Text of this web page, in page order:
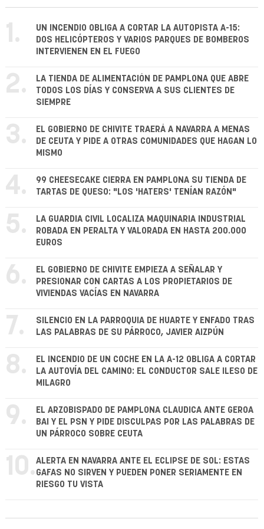
1.
UN INCENDIO OBLIGA A CORTAR LA AUTOPISTA A-15:
DOS HELICÓPTEROS Y VARIOS PARQUES DE BOMBEROS
INTERVIENEN EN EL FUEGO
2.
LA TIENDA DE ALIMENTACIÓN DE PAMPLONA QUE ABRE
TODOS LOS DÍAS Y CONSERVA A SUS CLIENTES DE
SIEMPRE
3.
EL GOBIERNO DE CHIVITE TRAERÁ A NAVARRA A MENAS
DE CEUTA Y PIDE A OTRAS COMUNIDADES QUE HAGAN LO
MISMO
4.
99 CHEESECAKE CIERRA EN PAMPLONA SU TIENDA DE
TARTAS DE QUESO: "LOS 'HATERS' TENÍAN RAZÓN"
5.
LA GUARDIA CIVIL LOCALIZA MAQUINARIA INDUSTRIAL
ROBADA EN PERALTA Y VALORADA EN HASTA 200.000
EUROS
6.
EL GOBIERNO DE CHIVITE EMPIEZA A SEÑALAR Y
PRESIONAR CON CARTAS A LOS PROPIETARIOS DE
VIVIENDAS VACÍAS EN NAVARRA
7.
SILENCIO EN LA PARROQUIA DE HUARTE Y ENFADO TRAS
LAS PALABRAS DE SU PÁRROCO, JAVIER AIZPÚN
8.
EL INCENDIO DE UN COCHE EN LA A-12 OBLIGA A CORTAR
LA AUTOVÍA DEL CAMINO: EL CONDUCTOR SALE ILESO DE
MILAGRO
9.
EL ARZOBISPADO DE PAMPLONA CLAUDICA ANTE GEROA
BAI Y EL PSN Y PIDE DISCULPAS POR LAS PALABRAS DE
UN PÁRROCO SOBRE CEUTA
10.ALERTA EN NAVARRA ANTE EL ECLIPSE DE SOL: ESTAS
GAFAS NO SIRVEN Y PUEDEN PONER SERIAMENTE EN
RIESGO TU VISTA